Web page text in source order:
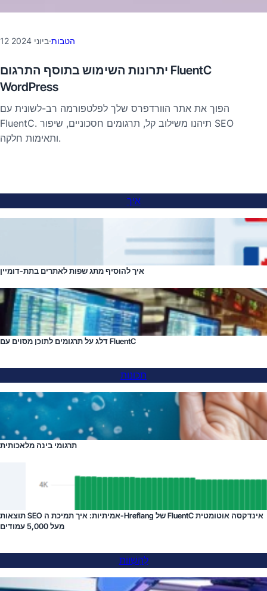
12 ביוני 2024·הטבות
יתרונות השימוש בתוסף התרגום FluentC
WordPress
הפוך את אתר הוורדפרס שלך לפלטפורמה רב-לשונית עם
FluentC. תיהנו משילוב קל, תרגומים חסכוניים, שיפור SEO
ותאימות חלקה.
איך
איך להוסיף מתג שפות לאתרים בתת-דומיין
דלג על תרגומים לתוכן מסוים עם FluentC
תכונות
תרגומי בינה מלאכותית
תוצאות SEO אמיתיות: איך תמיכת ה-Hreflang של FluentC אינדקסה אוטומטית
מעל 5,000 עמודים
לְהַשְׁווֹת